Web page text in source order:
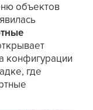
объектов
конфигурации
где